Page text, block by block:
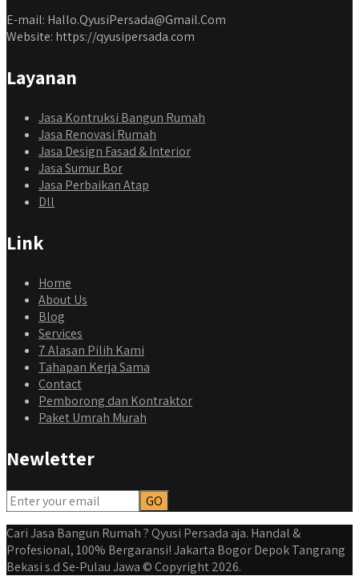
E-mail: Hallo.QyusiPersada@Gmail.Com
Website: https://qyusipersada.com
Layanan
Jasa Kontruksi Bangun Rumah
Jasa Renovasi Rumah
Jasa Design Fasad & Interior
Jasa Sumur Bor
Jasa Perbaikan Atap
Dll
Link
Home
About Us
Blog
Services
7 Alasan Pilih Kami
Tahapan Kerja Sama
Contact
Pemborong dan Kontraktor
Paket Umrah Murah
Newletter
Cari Jasa Bangun Rumah ? Qyusi Persada aja. Handal &
Profesional, 100% Bergaransi! Jakarta Bogor Depok Tangrang
Bekasi s.d Se-Pulau Jawa © Copyright 2026.